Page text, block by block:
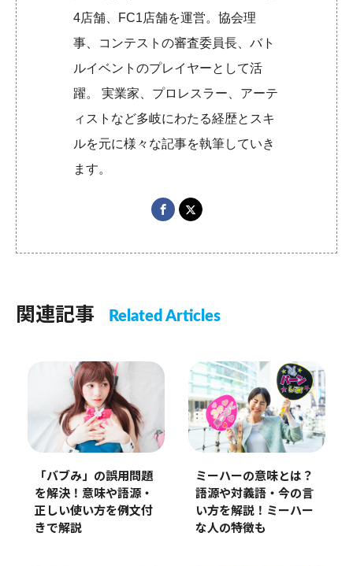
4店舗、FC1店舗を運営。協会理
事、コンテストの審査委員長、バト
ルイベントのプレイヤーとして活
躍。 実業家、プロレスラー、アーテ
ィストなど多岐にわたる経歴とスキ
ルを元に様々な記事を執筆していき
ます。
関連記事 Related Articles
「バブみ」の誤用問題
を解決！意味や語源・
正しい使い方を例文付
きで解説
ミーハーの意味とは？
語源や対義語・今の言
い方を解説！ミーハー
な人の特徴も